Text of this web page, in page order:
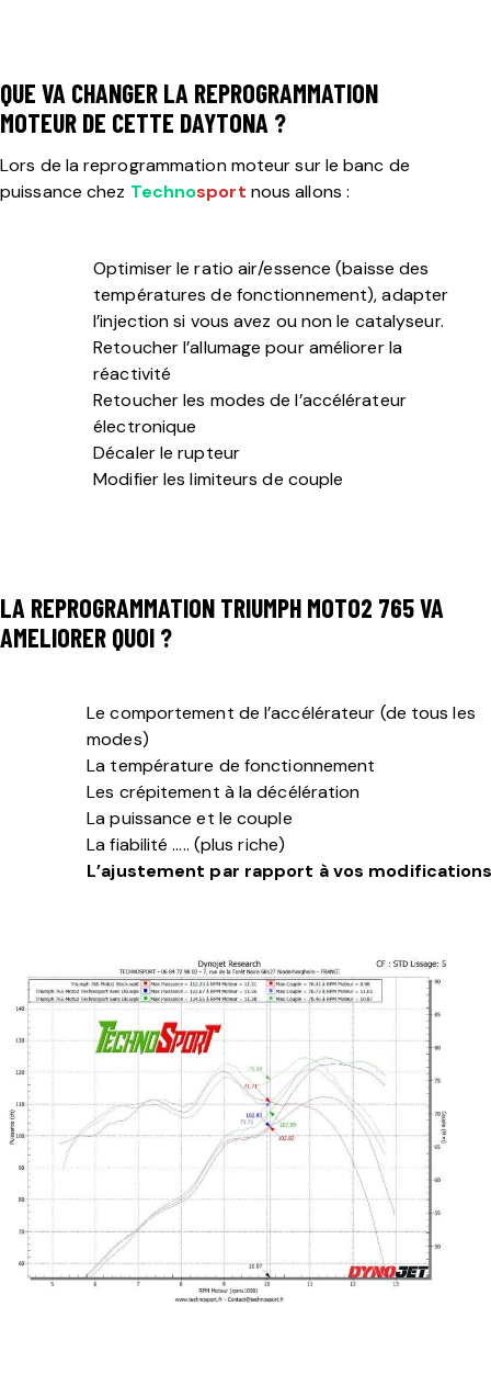
QUE VA CHANGER LA REPROGRAMMATION
MOTEUR DE CETTE DAYTONA ?
Lors de la reprogrammation moteur sur le banc de
puissance chez Technosport nous allons :
Optimiser le ratio air/essence (baisse des
températures de fonctionnement), adapter
l’injection si vous avez ou non le catalyseur.
Retoucher l’allumage pour améliorer la
réactivité
Retoucher les modes de l’accélérateur
électronique
Décaler le rupteur
Modifier les limiteurs de couple
LA REPROGRAMMATION TRIUMPH MOTO2 765VA
AMELIORER QUOI ?
Le comportement de l’accélérateur (de tous les
modes)
La température de fonctionnement
Les crépitement à la décélération
La puissance et le couple
La fiabilité ….. (plus riche)
L’ajustement par rapport à vos